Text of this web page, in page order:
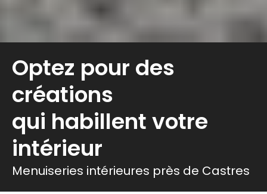
Menuiseries intérieures près de Castres
Optez pour des
créations
qui habillent votre
intérieur